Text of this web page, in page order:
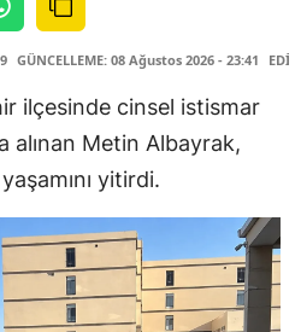
GÜNCELLEME: 08 Ağustos 2026 - 23:41
ilçesinde cinsel istismar
alınan Metin Albayrak,
yitirdi.